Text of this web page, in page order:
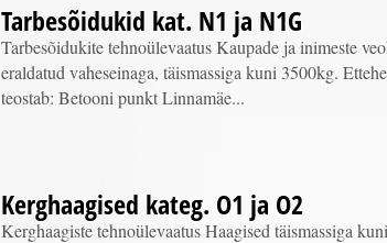
Tarbesõidukid kat. N1 ja N1G
Tarbesõidukite tehnoülevaatus Kaupade ja inimeste
eraldatud vaheseinaga, täismassiga kuni 3500kg.
teostab: Betooni punkt Linnamäe...
Kerghaagised kateg. O1 ja O2
Kerghaagiste tehnoülevaatus Haagised täismassiga